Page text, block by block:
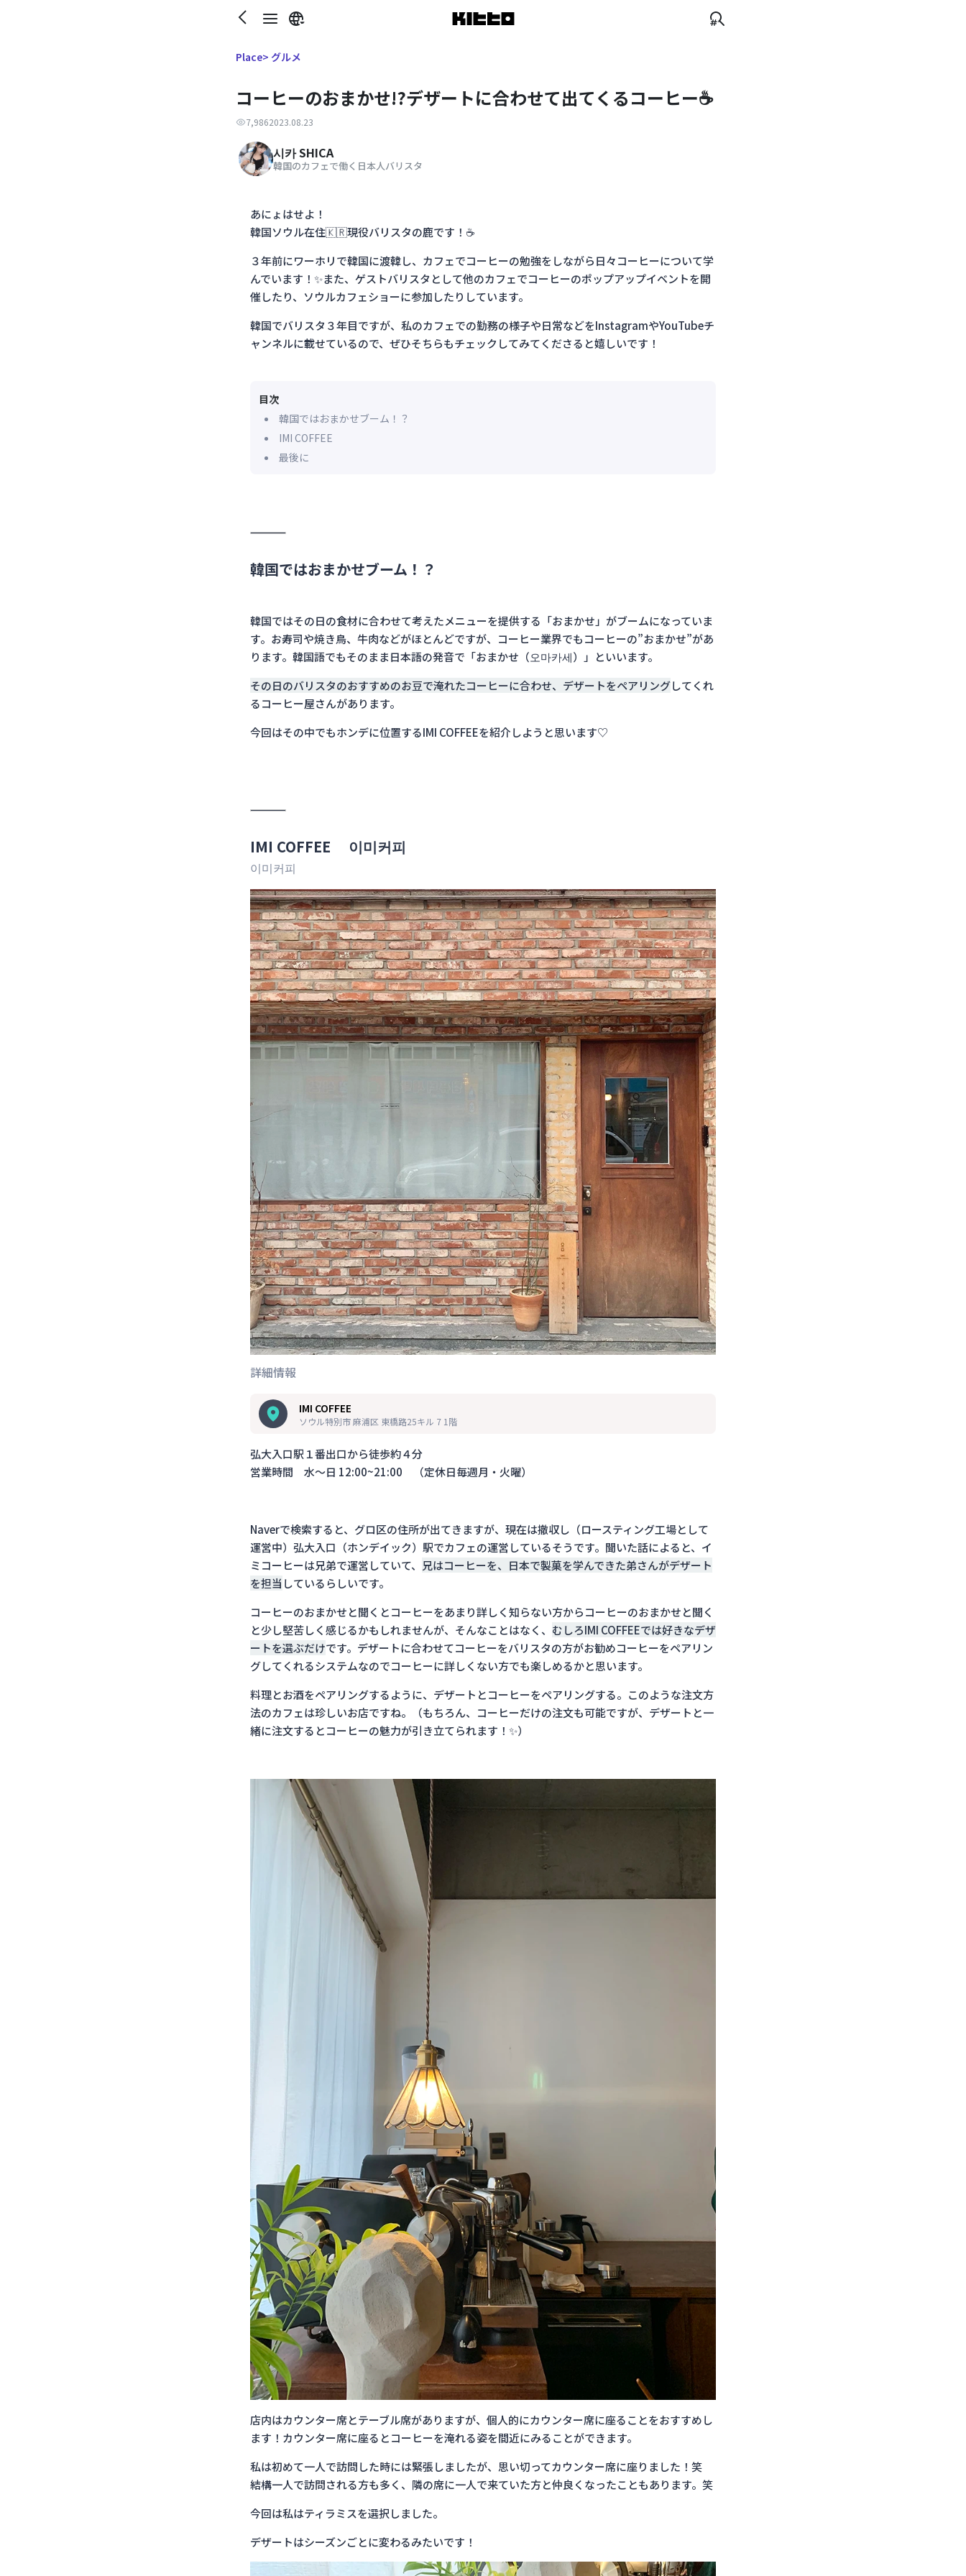
Place> グルメ
コーヒーのおまかせ!?デザートに合わせて出てくるコーヒー☕️
7,9862023.08.23
시카 SHICA
韓国のカフェで働く日本人バリスタ
あにょはせよ！
韓国ソウル在住🇰🇷現役バリスタの鹿です！☕️
３年前にワーホリで韓国に渡韓し、カフェでコーヒーの勉強をしながら日々コーヒーについて学
んでいます！✨また、ゲストバリスタとして他のカフェでコーヒーのポップアップイベントを開
催したり、ソウルカフェショーに参加したりしています。
韓国でバリスタ３年目ですが、私のカフェでの勤務の様子や日常などをInstagramやYouTubeチ
ャンネルに載せているので、ぜひそちらもチェックしてみてくださると嬉しいです！
目次
韓国ではおまかせブーム！？
IMI COFFEE
最後に
韓国ではおまかせブーム！？
韓国ではその日の食材に合わせて考えたメニューを提供する「おまかせ」がブームになっていま
す。お寿司や焼き鳥、牛肉などがほとんどですが、コーヒー業界でもコーヒーの”おまかせ”があ
ります。韓国語でもそのまま日本語の発音で「おまかせ（오마카세）」といいます。
その日のバリスタのおすすめのお豆で淹れたコーヒーに合わせ、デザートをペアリングしてくれ
るコーヒー屋さんがあります。
今回はその中でもホンデに位置するIMI COFFEEを紹介しようと思います♡
IMI COFFEE 이미커피
이미커피
詳細情報
IMI COFFEE
ソウル特別市 麻浦区 東橋路25キル 7 1階
弘大入口駅１番出口から徒歩約４分
営業時間 水〜日 12:00~21:00 （定休日毎週月・火曜）
Naverで検索すると、グロ区の住所が出てきますが、現在は撤収し（ロースティング工場として
運営中）弘大入口（ホンデイック）駅でカフェの運営しているそうです。聞いた話によると、イ
ミコーヒーは兄弟で運営していて、 兄はコーヒーを、日本で製菓を学んできた弟さんがデザート
を担当 しているらしいです。
コーヒーのおまかせと聞くとコーヒーをあまり詳しく知らない方からコーヒーのおまかせと聞く
と少し堅苦しく感じるかもしれませんが、そんなことはなく、 むしろIMI COFFEEでは好きなデザ
ートを選ぶだけです。デザートに合わせてコーヒーをバリスタの方がお勧めコーヒーをペアリン
グしてくれるシステムなのでコーヒーに詳しくない方でも楽しめるかと思います。
料理とお酒をペアリングするように、デザートとコーヒーをペアリングする。このような注文方
法のカフェは珍しいお店ですね。（もちろん、コーヒーだけの注文も可能ですが、デザートと一
緒に注文するとコーヒーの魅力が引き立てられます！✨）
店内はカウンター席とテーブル席がありますが、個人的にカウンター席に座ることをおすすめし
ます！カウンター席に座るとコーヒーを淹れる姿を間近にみることができます。
私は初めて一人で訪問した時には緊張しましたが、思い切ってカウンター席に座りました！笑
結構一人で訪問される方も多く、隣の席に一人で来ていた方と仲良くなったこともあります。笑
今回は私はティラミスを選択しました。
デザートはシーズンごとに変わるみたいです！